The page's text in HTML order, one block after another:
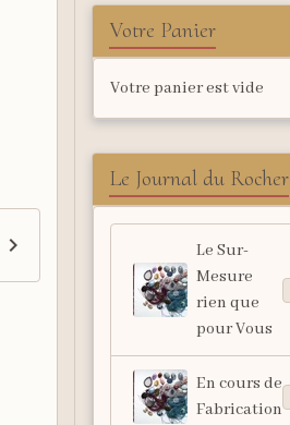
Votre Panier
Votre panier est vide
Le Journal du Rocher
Le Sur-
Mesure
rien que
pour Vous
En cours de
Fabrication